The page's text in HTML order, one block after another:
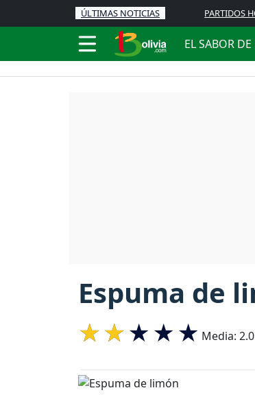
ÚLTIMAS NOTICIAS PARTIDOS
EL SABOR
Espuma de
Media: 2.0